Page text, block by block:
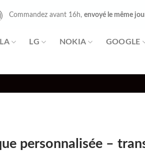
Commandez avant 16h, envoyé le même
LG NOKIA GOOGLE
personnalisée –